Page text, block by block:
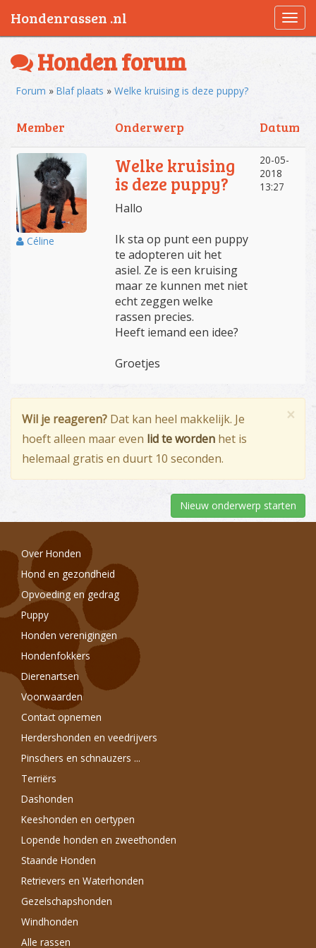
Honden forum
Forum » Blaf plaats » Welke kruising is deze puppy?
Member Onderwerp Datum
Céline
Welke kruising
is deze puppy?
Hallo
Ik sta op punt een puppy
te adopteren uit het
asiel. Ze is een kruising
maar ze kunnen met niet
echt zeggen welke
rassen precies.
Heeft iemand een idee?
Groetjes
20-05-
2018
13:27
×
Wil je reageren? Dat kan heel makkelijk. Je
hoeft alleen maar even lid te worden het is
helemaal gratis en duurt 10 seconden.
Nieuw onderwerp starten
Over Honden
Hond en gezondheid
Opvoeding en gedrag
Puppy
Honden verenigingen
Hondenfokkers
Dierenartsen
Voorwaarden
Contact opnemen
Herdershonden en veedrijvers
Pinschers en schnauzers ...
Terriërs
Dashonden
Keeshonden en oertypen
Lopende honden en zweethonden
Staande Honden
Retrievers en Waterhonden
Gezelschapshonden
Windhonden
Alle rassen
Hondenrassen .nl